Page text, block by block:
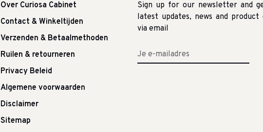
Over Curiosa Cabinet
Contact & Winkeltijden
Verzenden & Betaalmethoden
Ruilen & retourneren
Privacy Beleid
Algemene voorwaarden
Disclaimer
Sitemap
Sign up for our newsletter and
latest updates, news and product
via email